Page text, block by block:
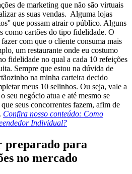
de marketing que não são virtuais
as suas vendas. Alguma lojas
que possam atrair o público. Alguns
como cartões do tipo fidelidade. O
com que o cliente consuma mais
um restaurante onde eu costumo
fidelidade no qual a cada 10 refeições
Sempre que estou na dúvida de
na minha carteira decido
meus 10 selinhos. Ou seja, vale a
seu negócio atua e até mesmo se
seus concorrentes fazem, afim de
Confira nosso conteúdo: Como
Individual?
preparado para
no mercado